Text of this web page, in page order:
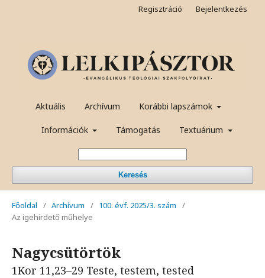
Aktuális Archívum Korábbi lapszámok
Információk Támogatás Textuárium
Keresés
Regisztráció Bejelentkezés
Főoldal / Archívum / 100. évf. 2025/3. szám
/
Az igehirdető műhelye
Nagycsütörtök
1Kor 11,23–29 Teste, testem, tested